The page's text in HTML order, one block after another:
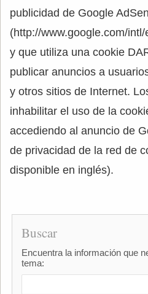
publicidad de Google
(http://www.google.com/
y que utiliza una cookie
publicar anuncios a
y otros sitios de Internet.
inhabilitar el uso de la
accediendo al anuncio de
de privacidad de la red de
disponible en inglés).
Buscar
Encuentra la información que
tema: